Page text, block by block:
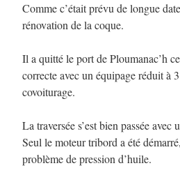
Comme c’était prévu de longue
rénovation de la coque.
Il a quitté le port de Ploumanac’h
correcte avec un équipage réduit à
covoiturage.
La traversée s’est bien passée
Seul le moteur tribord a été
problème de pression d’huile.